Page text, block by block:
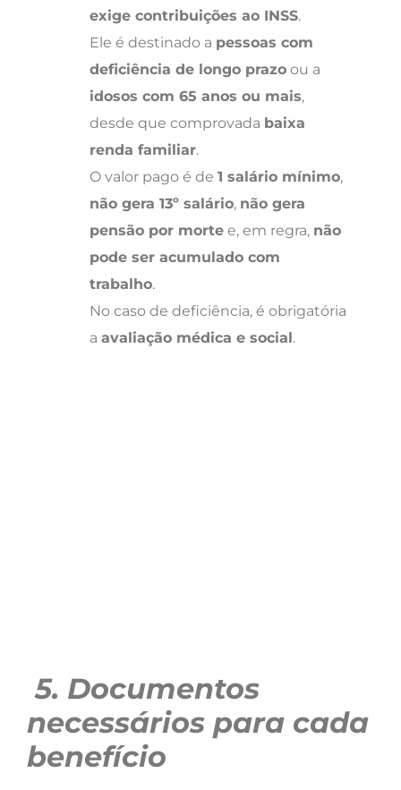
exige contribuições ao INSS.
Ele é destinado a pessoas com
deficiência de longo prazo ou a
idosos com 65 anos ou mais,
desde que comprovada baixa
renda familiar.
O valor pago é de 1 salário mínimo,
não gera 13º salário, não gera
pensão por morte e, em regra, não
pode ser acumulado com
trabalho.
No caso de deficiência, é obrigatória
a avaliação médica e social.
5. Documentos
necessários para cada
benefício